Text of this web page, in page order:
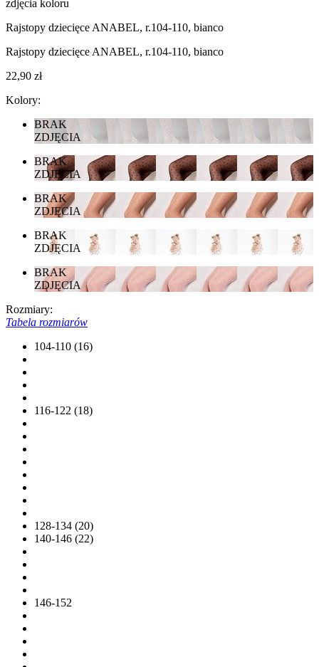
zdjęcia koloru
Rajstopy dziecięce ANABEL, r.104-110, bianco
Rajstopy dziecięce ANABEL, r.104-110, bianco
22,90 zł
Kolory:
BRAK
ZDJĘCIA
BRAK
ZDJĘCIA
BRAK
ZDJĘCIA
BRAK
ZDJĘCIA
BRAK
ZDJĘCIA
Rozmiary:
Tabela rozmiarów
104-110 (16)
116-122 (18)
128-134 (20)
140-146 (22)
146-152